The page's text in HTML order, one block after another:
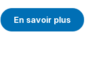
En savoir plus